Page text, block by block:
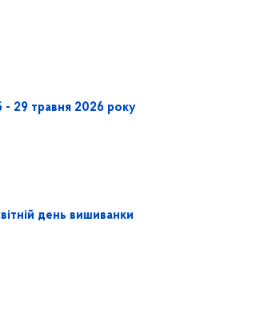
- 29 травня 2026 року
день вишиванки